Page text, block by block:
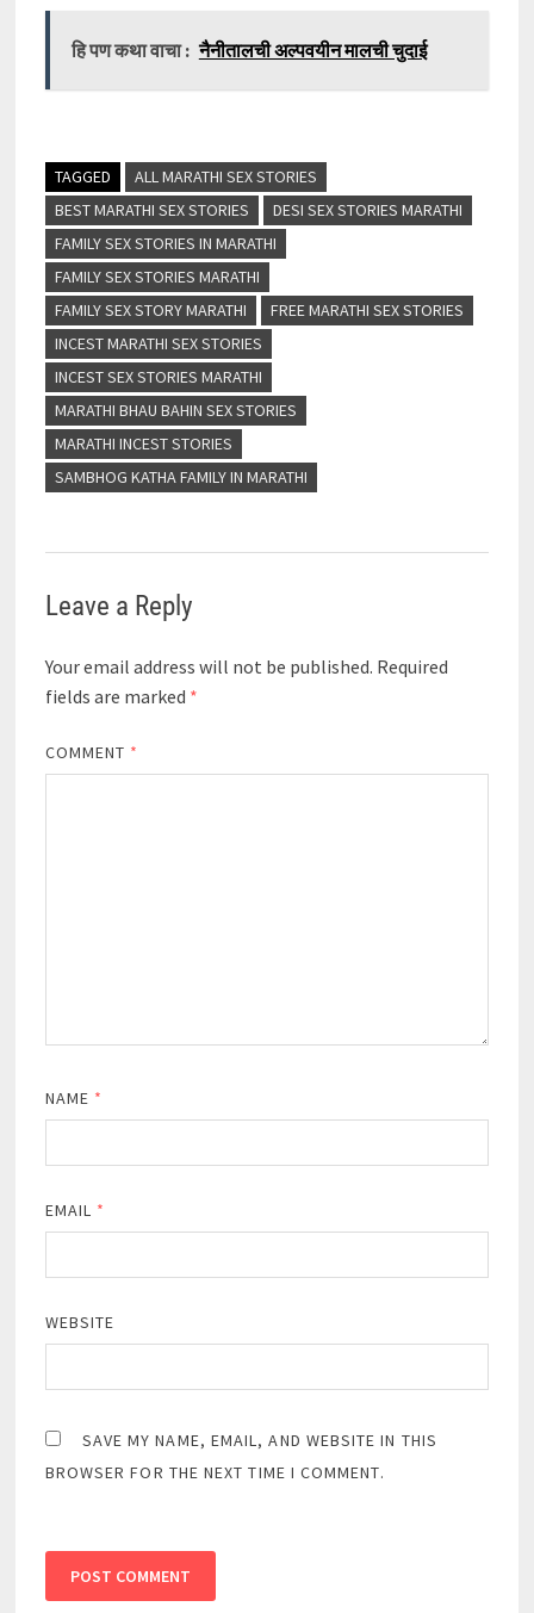
हि पण कथा वाचा : नैनीतालची अल्पवयीन मालची चुदाई
TAGGED
ALL MARATHI SEX STORIES
BEST MARATHI SEX STORIES
DESI SEX STORIES MARATHI
FAMILY SEX STORIES IN MARATHI
FAMILY SEX STORIES MARATHI
FAMILY SEX STORY MARATHI
FREE MARATHI SEX STORIES
INCEST MARATHI SEX STORIES
INCEST SEX STORIES MARATHI
MARATHI BHAU BAHIN SEX STORIES
MARATHI INCEST STORIES
SAMBHOG KATHA FAMILY IN MARATHI
Leave a Reply
Your email address will not be published. Required
fields are marked *
COMMENT *
NAME *
EMAIL *
WEBSITE
SAVE MY NAME, EMAIL, AND WEBSITE IN THIS
BROWSER FOR THE NEXT TIME I COMMENT.